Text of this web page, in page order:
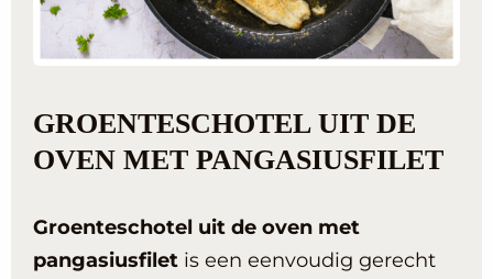
GROENTESCHOTEL UIT DE
OVEN MET PANGASIUSFILET
Groenteschotel uit de oven met
pangasiusfilet is een eenvoudig gerecht